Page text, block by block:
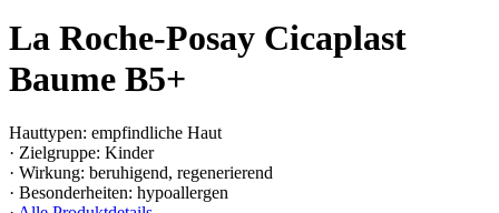
La Roche-Posay Cicaplast
Baume B5+
Hauttypen: empfindliche Haut
· Zielgruppe: Kinder
· Wirkung: beruhigend, regenerierend
· Besonderheiten: hypoallergen